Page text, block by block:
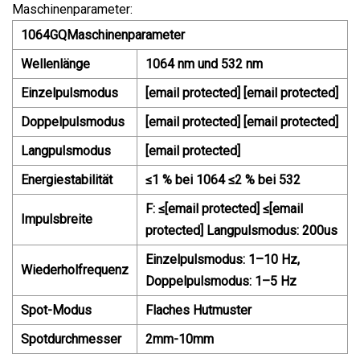
Maschinenparameter:
1064GQMaschinenparameter
Wellenlänge
1064 nm und 532 nm
Einzelpulsmodus
[email protected] [email protected]
Doppelpulsmodus
[email protected] [email protected]
Langpulsmodus
[email protected]
Energiestabilität
≤1 % bei 1064 ≤2 % bei 532
Impulsbreite
F: ≤[email protected] ≤[email
protected] Langpulsmodus: 200us
Wiederholfrequenz
Einzelpulsmodus: 1–10 Hz,
Doppelpulsmodus: 1–5 Hz
Spot-Modus
Flaches Hutmuster
Spotdurchmesser
2mm-10mm